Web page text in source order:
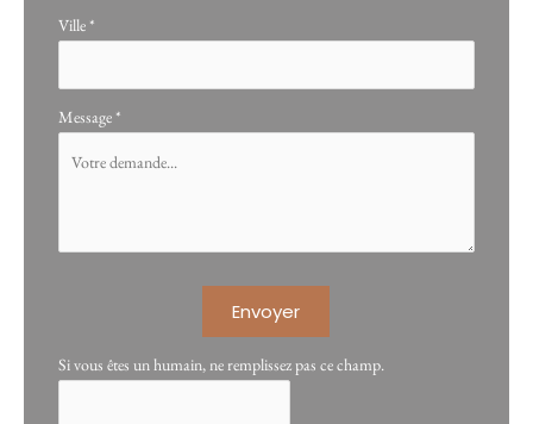
Ville *
Message *
Envoyer
Si vous êtes un humain, ne remplissez pas ce champ.